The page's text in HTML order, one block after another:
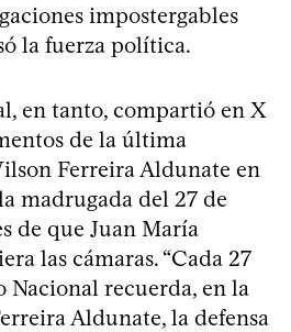
impostergables
la fuerza política.
en tanto, compartió en X
de la última
Ferreira Aldunate en
madrugada del 27 de
de que Juan María
las cámaras. “Cada 27
Nacional recuerda, en la
Aldunate, la defensa